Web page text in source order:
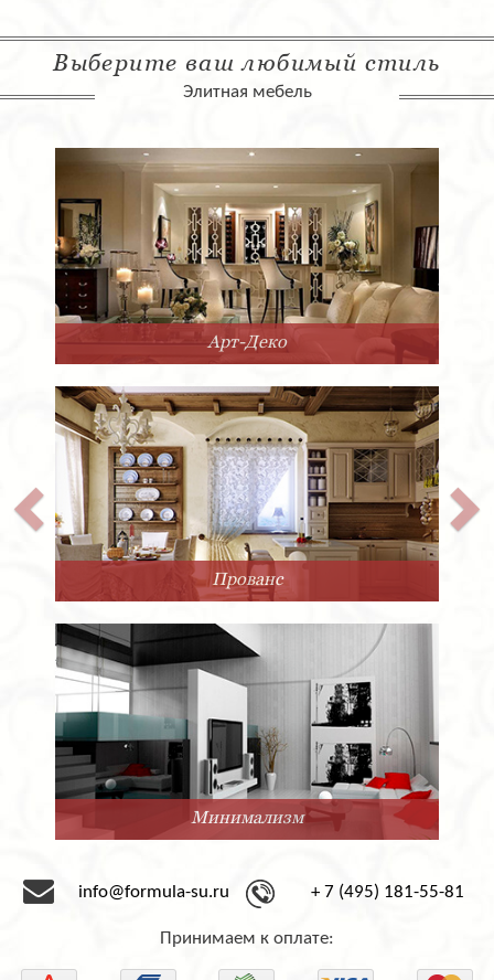
Выберите ваш любимый стиль
Элитная мебель
Арт-Деко
Прованс
Минимализм
info@formula-su.ru + 7 (495) 181-55-81
Принимаем к оплате: